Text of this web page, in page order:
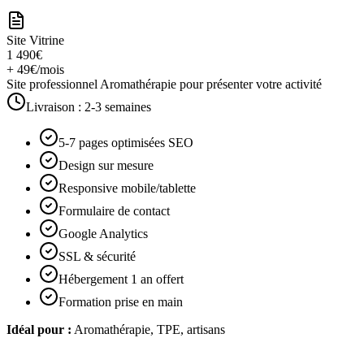
Site Vitrine
1 490€
+ 49€/mois
Site professionnel Aromathérapie pour présenter votre activité
Livraison : 2-3 semaines
5-7 pages optimisées SEO
Design sur mesure
Responsive mobile/tablette
Formulaire de contact
Google Analytics
SSL & sécurité
Hébergement 1 an offert
Formation prise en main
Idéal pour : Aromathérapie, TPE, artisans